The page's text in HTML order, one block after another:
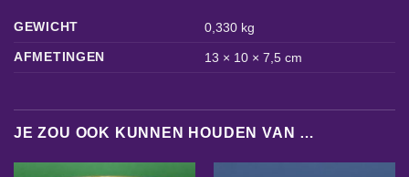
GEWICHT
0,330 kg
AFMETINGEN
13 × 10 × 7,5 cm
JE ZOU OOK KUNNEN HOUDEN VAN …